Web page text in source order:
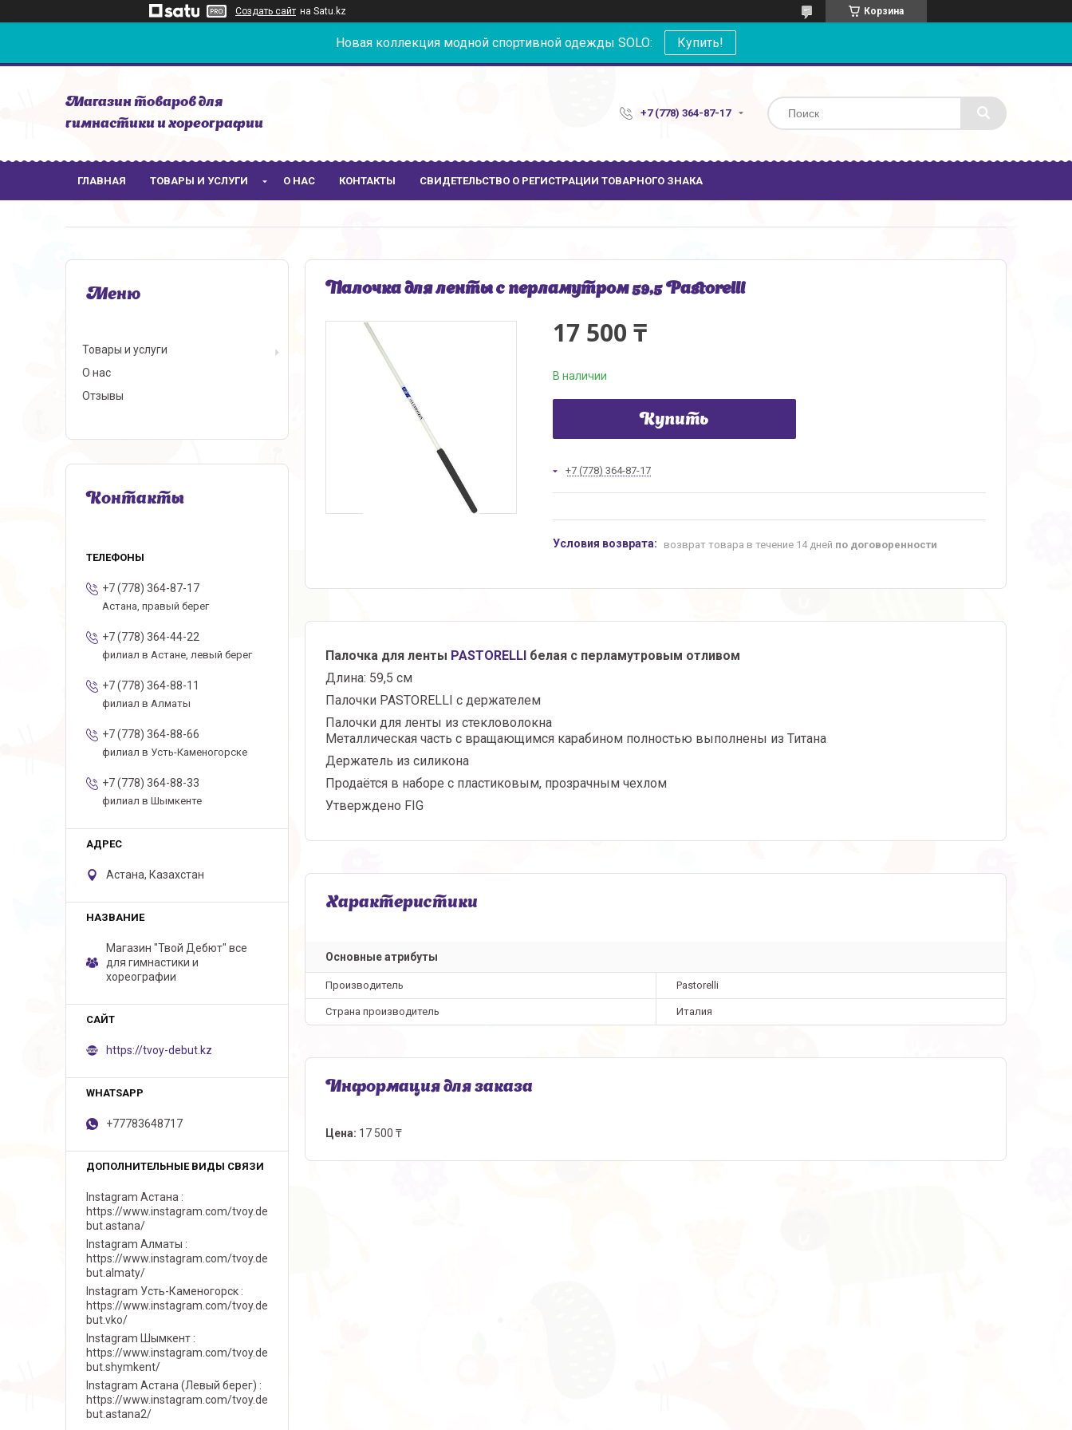
Создать сайт на Satu.kz Корзина
Новая коллекция модной спортивной одежды SOLO: Купить!
Магазин товаров для
гимнастики и хореографии
+7 (778) 364-87-17
ГЛАВНАЯ ТОВАРЫ И УСЛУГИ О НАС КОНТАКТЫ СВИДЕТЕЛЬСТВО О РЕГИСТРАЦИИ ТОВАРНОГО ЗНАКА
Палочка для ленты с перламутром 59,5 Pastorelli
17 500 ₸
В наличии
Купить
+7 (778) 364-87-17
возврат товара в течение 14 дней по договоренности
Палочка для ленты PASTORELLI белая с перламутровым отливом
Длина: 59,5 см
Палочки PASTORELLI с держателем
Палочки для ленты из стекловолокна
Металлическая часть с вращающимся карабином полностью выполнены из Титана
Держатель из силикона
Продаётся в наборе с пластиковым, прозрачным чехлом
Утверждено FIG
Характеристики
Основные атрибуты
Производитель Pastorelli
Страна производитель Италия
Информация для заказа
Цена: 17 500 ₸
Товары и услуги
О нас
Отзывы
Контакты
+7 (778) 364-87-17
Астана, правый берег
+7 (778) 364-44-22
филиал в Астане, левый берег
+7 (778) 364-88-11
филиал в Алматы
+7 (778) 364-88-66
филиал в Усть-Каменогорске
+7 (778) 364-88-33
филиал в Шымкенте
Астана, Казахстан
Магазин "Твой Дебют" все
для гимнастики и
хореографии
https://tvoy-debut.kz
+77783648717
Instagram Астана
https://www.instagram.com/tvoy.de
but.astana/
Instagram Алматы
https://www.instagram.com/tvoy.de
but.almaty/
Instagram Усть-Каменогорск
https://www.instagram.com/tvoy.de
but.vko/
Instagram Шымкент
https://www.instagram.com/tvoy.de
but.shymkent/
Instagram Астана (Левый берег)
https://www.instagram.com/tvoy.de
but.astana2/